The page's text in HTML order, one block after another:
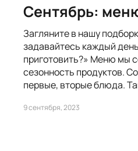
Сентябрь:
Загляните в нашу
задавайтесь каждый
приготовить?» Меню мы
сезонность продуктов.
первые, вторые блюда.
9 сентября, 2023